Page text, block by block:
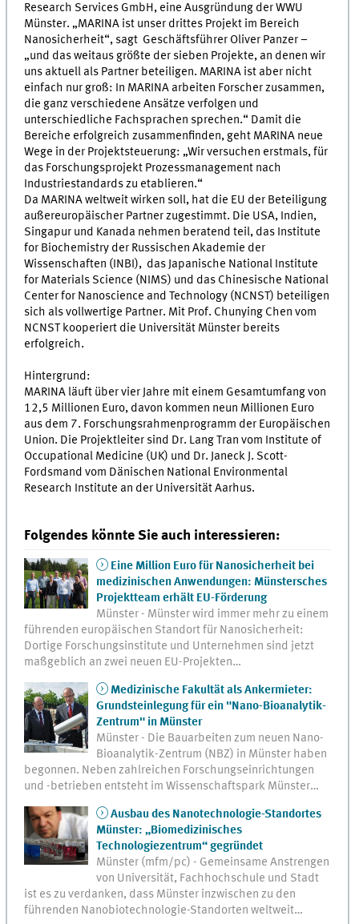
Research Services GmbH, eine Ausgründung der WWU
Münster. „MARINA ist unser drittes Projekt im Bereich
Nanosicherheit“, sagt Geschäftsführer Oliver Panzer –
„und das weitaus größte der sieben Projekte, an denen wir
uns aktuell als Partner beteiligen. MARINA ist aber nicht
einfach nur groß: In MARINA arbeiten Forscher zusammen,
die ganz verschiedene Ansätze verfolgen und
unterschiedliche Fachsprachen sprechen.“ Damit die
Bereiche erfolgreich zusammenfinden, geht MARINA neue
Wege in der Projektsteuerung: „Wir versuchen erstmals, für
das Forschungsprojekt Prozessmanagement nach
Industriestandards zu etablieren.“
Da MARINA weltweit wirken soll, hat die EU der Beteiligung
außereuropäischer Partner zugestimmt. Die USA, Indien,
Singapur und Kanada nehmen beratend teil, das Institute
for Biochemistry der Russischen Akademie der
Wissenschaften (INBI), das Japanische National Institute
for Materials Science (NIMS) und das Chinesische National
Center for Nanoscience and Technology (NCNST) beteiligen
sich als vollwertige Partner. Mit Prof. Chunying Chen vom
NCNST kooperiert die Universität Münster bereits
erfolgreich.
Hintergrund:
MARINA läuft über vier Jahre mit einem Gesamtumfang von
12,5 Millionen Euro, davon kommen neun Millionen Euro
aus dem 7. Forschungsrahmenprogramm der Europäischen
Union. Die Projektleiter sind Dr. Lang Tran vom Institute of
Occupational Medicine (UK) und Dr. Janeck J. Scott-
Fordsmand vom Dänischen National Environmental
Research Institute an der Universität Aarhus.
Folgendes könnte Sie auch interessieren:
Eine Million Euro für Nanosicherheit bei
medizinischen Anwendungen: Münstersches
Projektteam erhält EU-Förderung
Münster - Münster wird immer mehr zu einem
führenden europäischen Standort für Nanosicherheit:
Dortige Forschungsinstitute und Unternehmen sind jetzt
maßgeblich an zwei neuen EU-Projekten…
Medizinische Fakultät als Ankermieter:
Grundsteinlegung für ein "Nano-Bioanalytik-
Zentrum" in Münster
Münster - Die Bauarbeiten zum neuen Nano-
Bioanalytik-Zentrum (NBZ) in Münster haben
begonnen. Neben zahlreichen Forschungseinrichtungen
und -betrieben entsteht im Wissenschaftspark Münster…
Ausbau des Nanotechnologie-Standortes
Münster: „Biomedizinisches
Technologiezentrum“ gegründet
Münster (mfm/pc) - Gemeinsame Anstrengen
von Universität, Fachhochschule und Stadt
ist es zu verdanken, dass Münster inzwischen zu den
führenden Nanobiotechnologie-Standorten weltweit…